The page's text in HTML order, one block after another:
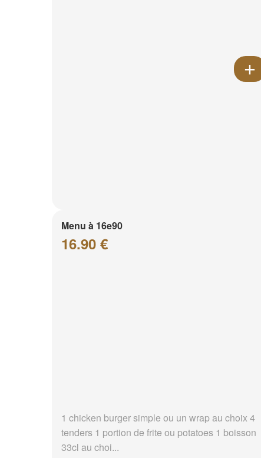
Menu à 16e90
16.90 €
1 chicken burger simple ou un wrap au choix 4
tenders 1 portion de frite ou potatoes 1 boisson
33cl au choi...